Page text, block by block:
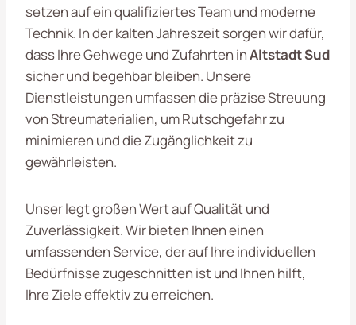
setzen auf ein qualifiziertes Team und moderne
Technik. In der kalten Jahreszeit sorgen wir dafür,
dass Ihre Gehwege und Zufahrten inAltstadt Sud
sicher und begehbar bleiben. Unsere
Dienstleistungen umfassen die präzise Streuung
von Streumaterialien, um Rutschgefahr zu
minimieren und die Zugänglichkeit zu
gewährleisten.
Unser legt großen Wert auf Qualität und
Zuverlässigkeit. Wir bieten Ihnen einen
umfassenden Service, der auf Ihre individuellen
Bedürfnisse zugeschnitten ist und Ihnen hilft,
Ihre Ziele effektiv zu erreichen.